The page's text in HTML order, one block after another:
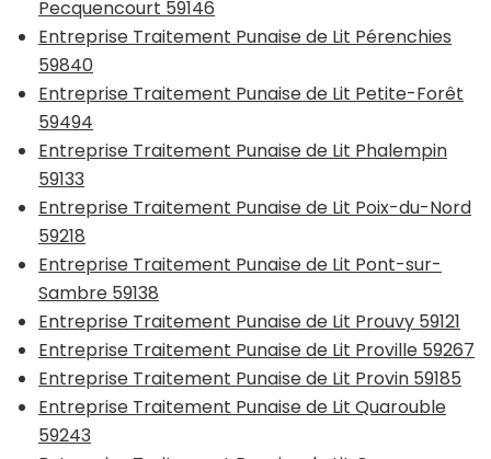
Pecquencourt 59146
Entreprise Traitement Punaise de Lit Pérenchies
59840
Entreprise Traitement Punaise de Lit Petite-Forêt
59494
Entreprise Traitement Punaise de Lit Phalempin
59133
Entreprise Traitement Punaise de Lit Poix-du-Nord
59218
Entreprise Traitement Punaise de Lit Pont-sur-
Sambre 59138
Entreprise Traitement Punaise de Lit Prouvy 59121
Entreprise Traitement Punaise de Lit Proville 59267
Entreprise Traitement Punaise de Lit Provin 59185
Entreprise Traitement Punaise de Lit Quarouble
59243